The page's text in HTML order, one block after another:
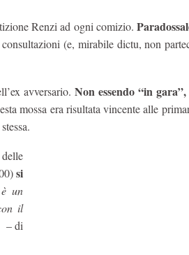
Renzi ad ogni comizio.
(e, mirabile dictu, non
avversario. Non essendo “in
mossa era risultata vincente alle
si
un
il
– di